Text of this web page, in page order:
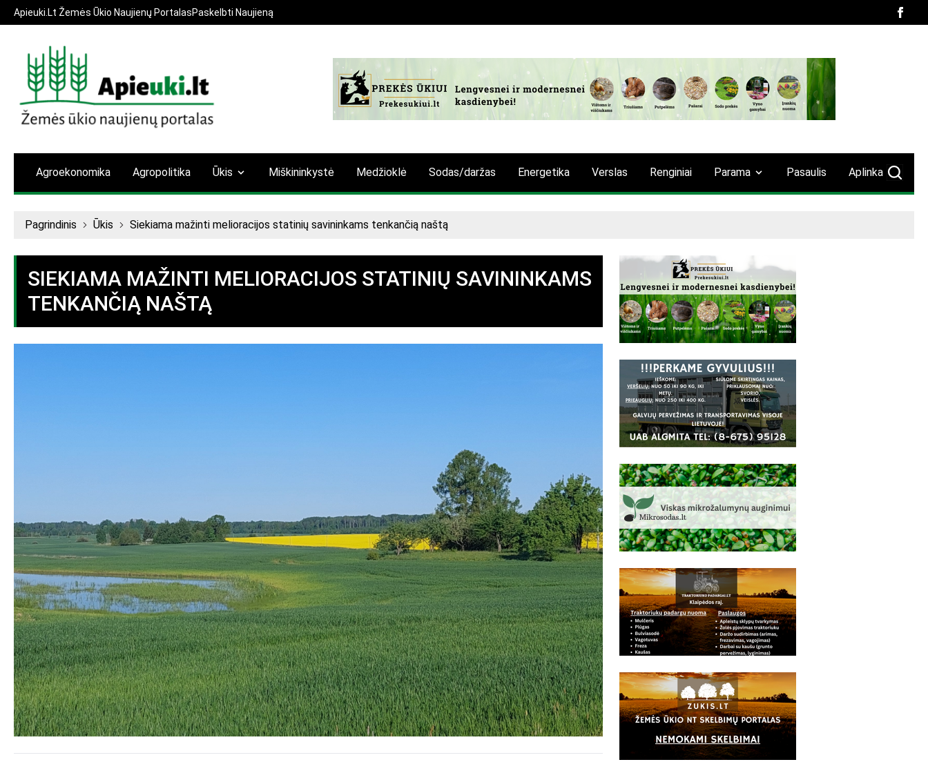
Apieuki.Lt Žemės Ūkio Naujienų PortalasPaskelbti Naujieną
Agroekonomika Agropolitika Ūkis Miškininkystė Medžioklė Sodas/daržas Energetika Verslas Renginiai Parama Pasaulis Aplinka
Pagrindinis Ūkis Siekiama mažinti melioracijos statinių savininkams tenkančią naštą
SIEKIAMA MAŽINTI MELIORACIJOS STATINIŲ SAVININKAMS
TENKANČIĄ NAŠTĄ